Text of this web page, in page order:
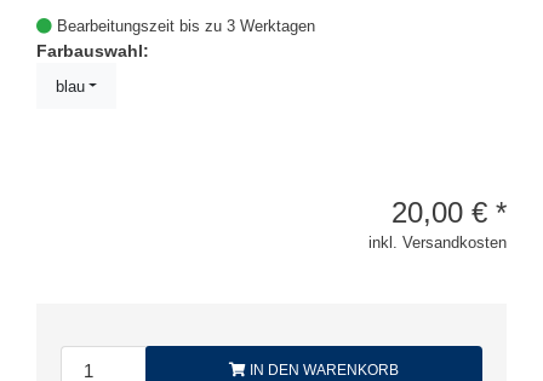
Bearbeitungszeit bis zu 3 Werktagen
Farbauswahl:
blau
20,00 € *
inkl. Versandkosten
IN DEN WARENKORB